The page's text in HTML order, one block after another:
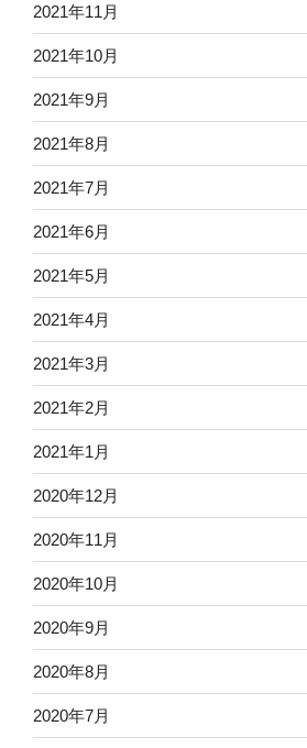
2021年11月
2021年10月
2021年9月
2021年8月
2021年7月
2021年6月
2021年5月
2021年4月
2021年3月
2021年2月
2021年1月
2020年12月
2020年11月
2020年10月
2020年9月
2020年8月
2020年7月